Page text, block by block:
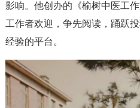
影响。他创办的《榆树中医工
工作者欢迎，争先阅读，踊跃
经验的平台。